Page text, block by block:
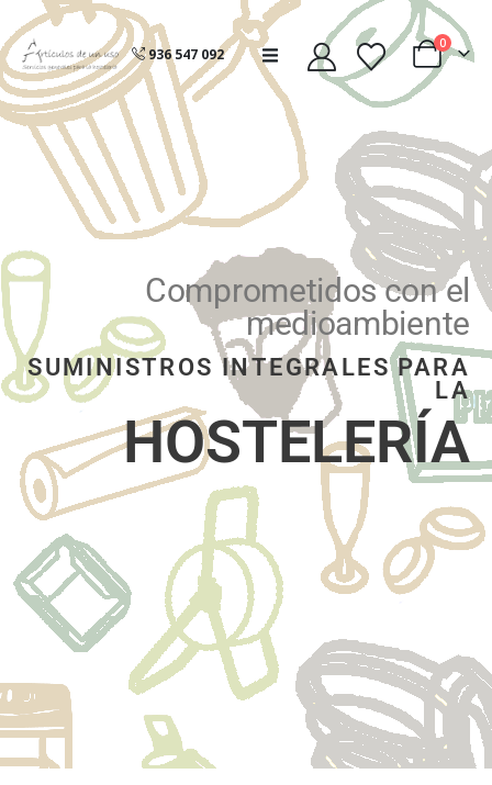
936 547 092
0
Comprometidos con el
medioambiente
SUMINISTROS INTEGRALES PARA
LA
HOSTELERÍA